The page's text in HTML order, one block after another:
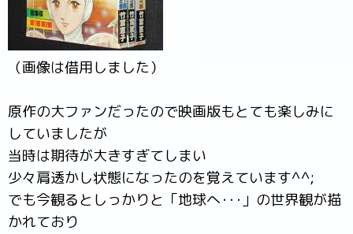
（画像は借用しました）
原作の大ファンだったので映画版もとても楽しみに
していましたが
当時は期待が大きすぎてしまい
少々肩透かし状態になったのを覚えています^^;
でも今観るとしっかりと「地球へ･･･」の世界観が描
かれており